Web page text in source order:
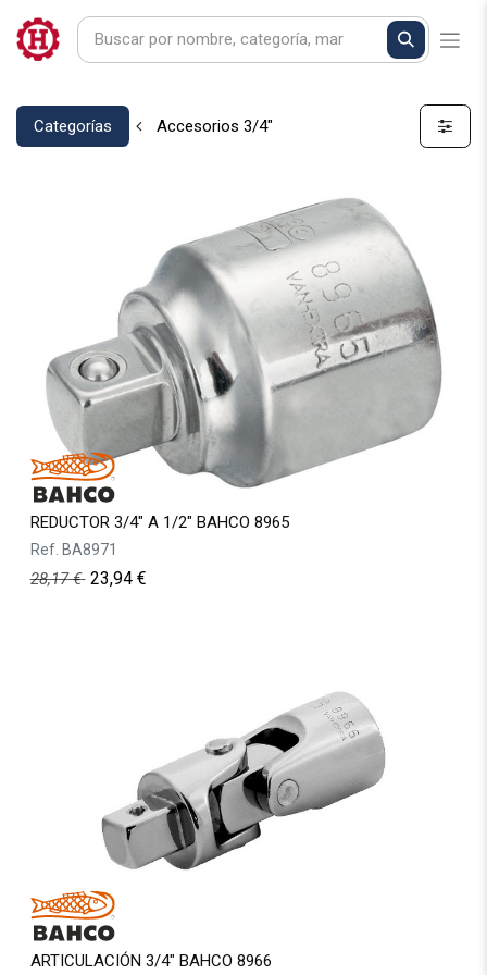
Categorías Accesorios 3/4"
REDUCTOR 3/4" A 1/2" BAHCO 8965
Ref. BA8971
28,17€ 23,94€
ARTICULACIÓN 3/4" BAHCO 8966